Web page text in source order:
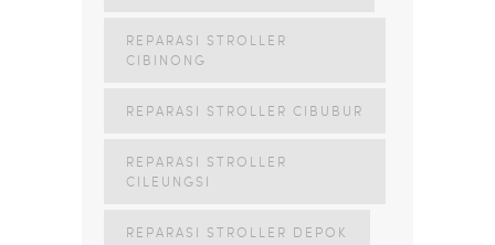
REPARASI STROLLER
CIBINONG
REPARASI STROLLER CIBUBUR
REPARASI STROLLER
CILEUNGSI
REPARASI STROLLER DEPOK